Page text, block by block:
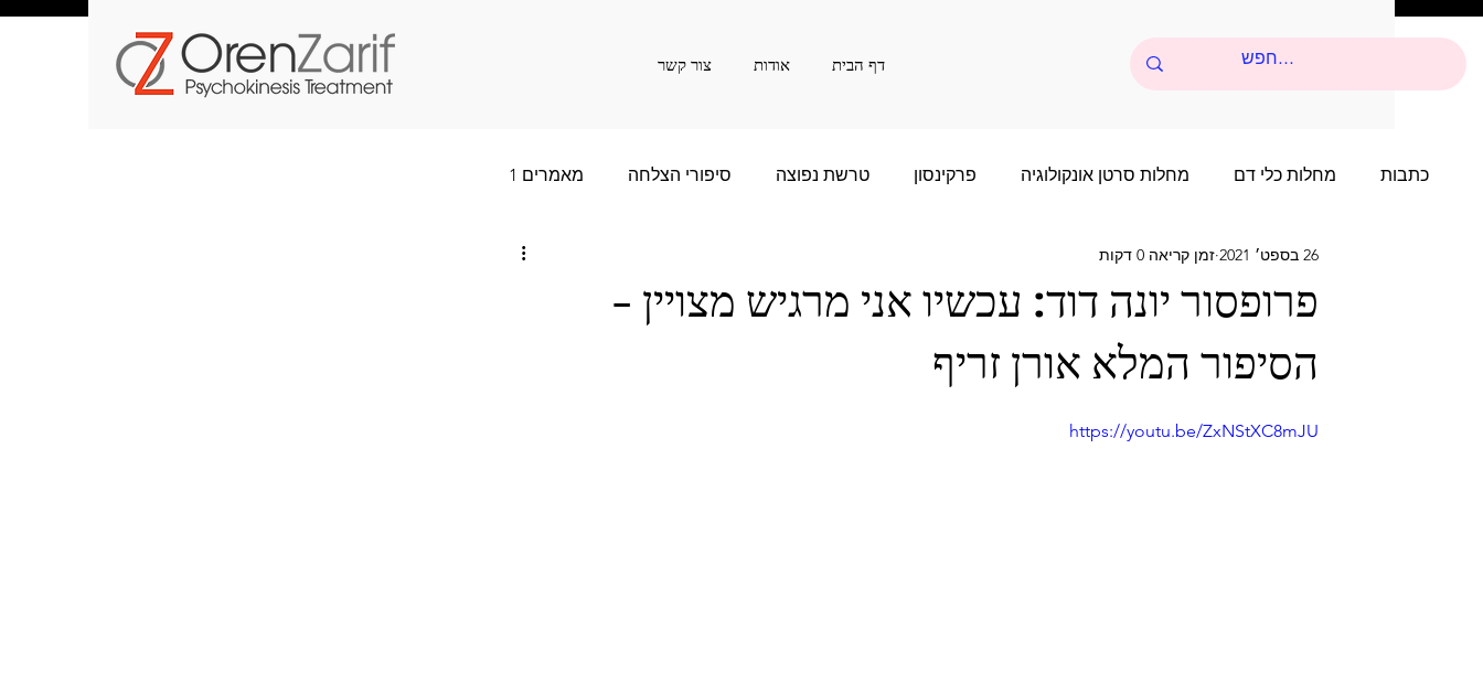
דף הבית אודות צור קשר
כתבות מחלות כלי דם מחלות סרטן אונקולוגיה פרקינסון טרשת נפוצה סיפורי הצלחה מאמרים 1
סיפורי הצלחה של שנים רבות סיפור הצלחה של שנים רבות - 2
סיפורי הצלחה של שנים רבות - 4 סיפור הצלחה של שנים רבות - 5
פרופסור יונה דוד: עכשיו אני מרגיש מצויין -
הסיפור המלא אורן זריף
26 בספט׳ 2021 זמן קריאה 0 דקות
https://youtu.be/ZxNStXC8mJU